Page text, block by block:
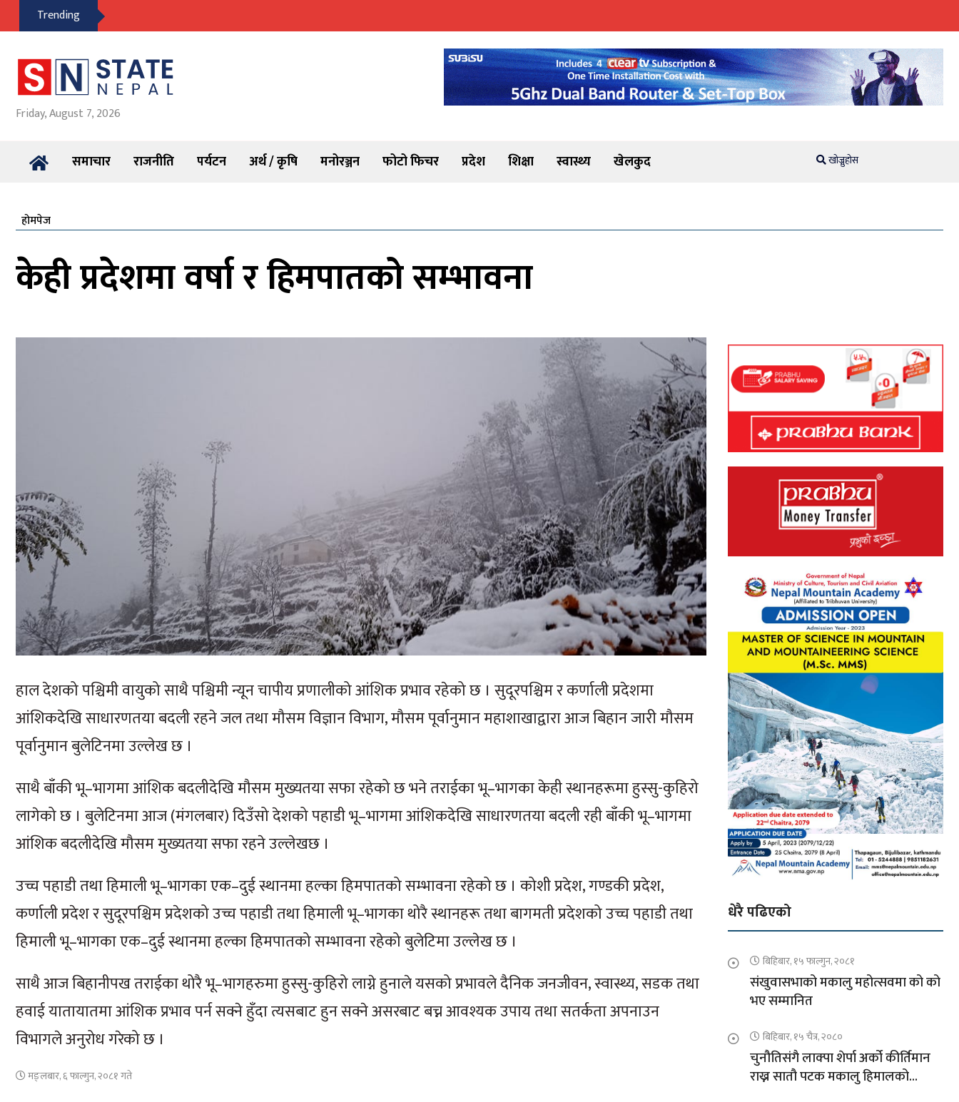
Trending
Friday, August 7, 2026
समाचार राजनीति पर्यटन अर्थ / कृषि मनोरञ्जन फोटो फिचर प्रदेश शिक्षा स्वास्थ्य खेलकुद खोज्नुहोस
होमपेज
केही प्रदेशमा वर्षा र हिमपातको सम्भावना
हाल देशको पश्चिमी वायुको साथै पश्चिमी न्यून चापीय प्रणालीको आंशिक प्रभाव रहेको छ । सुदूरपश्चिम र कर्णाली प्रदेशमा
आंशिकदेखि साधारणतया बदली रहने जल तथा मौसम विज्ञान विभाग, मौसम पूर्वानुमान महाशाखाद्वारा आज बिहान जारी मौसम
पूर्वानुमान बुलेटिनमा उल्लेख छ ।
साथै बाँकी भू–भागमा आंशिक बदलीदेखि मौसम मुख्यतया सफा रहेको छ भने तराईका भू–भागका केही स्थानहरूमा हुस्सु-कुहिरो
लागेको छ । बुलेटिनमा आज (मंगलबार) दिउँसो देशको पहाडी भू–भागमा आंशिकदेखि साधारणतया बदली रही बाँकी भू–भागमा
आंशिक बदलीदेखि मौसम मुख्यतया सफा रहने उल्लेखछ ।
उच्च पहाडी तथा हिमाली भू–भागका एक–दुई स्थानमा हल्का हिमपातको सम्भावना रहेको छ । कोशी प्रदेश, गण्डकी प्रदेश,
कर्णाली प्रदेश र सुदूरपश्चिम प्रदेशको उच्च पहाडी तथा हिमाली भू–भागका थोरै स्थानहरू तथा बागमती प्रदेशको उच्च पहाडी तथा
हिमाली भू–भागका एक–दुई स्थानमा हल्का हिमपातको सम्भावना रहेको बुलेटिमा उल्लेख छ ।
साथै आज बिहानीपख तराईका थोरै भू–भागहरुमा हुस्सु-कुहिरो लाग्ने हुनाले यसको प्रभावले दैनिक जनजीवन, स्वास्थ्य, सडक तथा
हवाई यातायातमा आंशिक प्रभाव पर्न सक्ने हुँदा त्यसबाट हुन सक्ने असरबाट बच्न आवश्यक उपाय तथा सतर्कता अपनाउन
विभागले अनुरोध गरेको छ ।
मङ्लबार, ६ फाल्गुन, २०८१ गते
धेरै पढिएको
बिहिबार, १५ फाल्गुन, २०८१
संखुवासभाको मकालु महोत्सवमा को को
भए सम्मानित
बिहिबार, १५ चैत्र, २०८०
चुनौतिसंगै लाक्पा शेर्पा अर्को कीर्तिमान
राख्न सातौ पटक मकालु हिमालको